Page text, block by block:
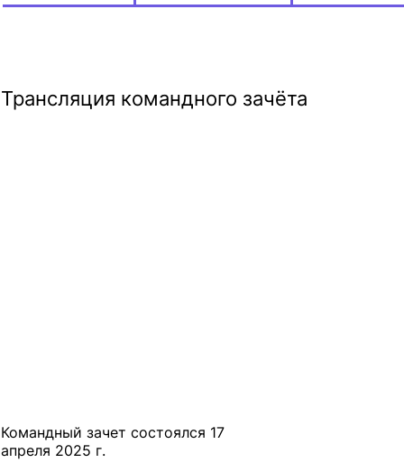
Трансляция командного зачёта
Командный зачет состоялся 17
апреля 2025 г.